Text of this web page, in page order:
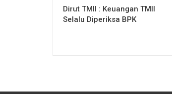
Dirut TMII : Keuangan TMII
Selalu Diperiksa BPK